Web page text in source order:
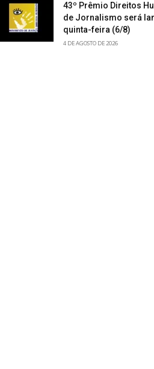
43º Prêmio Direitos
de Jornalismo será
quinta-feira (6/8)
4 DE AGOSTO DE 2026